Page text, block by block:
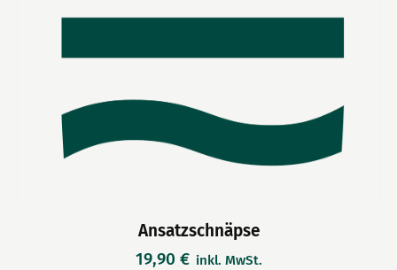
Ansatzschnäpse
19,90 € inkl. MwSt.